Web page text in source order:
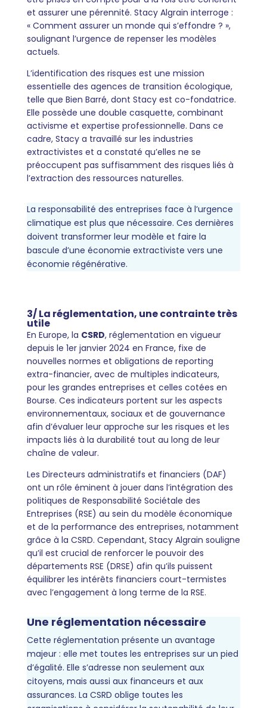
et assurer une pérennité. Stacy Algrain interroge :
« Comment assurer un monde qui s’effondre ? »,
soulignant l’urgence de repenser les modèles
actuels.
L’identification des risques est une mission
essentielle des agences de transition écologique,
telle que Bien Barré, dont Stacy est co-fondatrice.
Elle possède une double casquette, combinant
activisme et expertise professionnelle. Dans ce
cadre, Stacy a travaillé sur les industries
extractivistes et a constaté qu’elles ne se
préoccupent pas suffisamment des risques liés à
l’extraction des ressources naturelles.
La responsabilité des entreprises face à l’urgence
climatique est plus que nécessaire. Ces dernières
doivent transformer leur modèle et faire la
bascule d’une économie extractiviste vers une
économie régénérative.
3/ La réglementation, une contrainte très
utile
En Europe, la CSRD, réglementation en vigueur
depuis le 1er janvier 2024 en France, fixe de
nouvelles normes et obligations de reporting
extra-financier, avec de multiples indicateurs,
pour les grandes entreprises et celles cotées en
Bourse. Ces indicateurs portent sur les aspects
environnementaux, sociaux et de gouvernance
afin d’évaluer leur approche sur les risques et les
impacts liés à la durabilité tout au long de leur
chaîne de valeur.
Les Directeurs administratifs et financiers (DAF)
ont un rôle éminent à jouer dans l’intégration des
politiques de Responsabilité Sociétale des
Entreprises (RSE) au sein du modèle économique
et de la performance des entreprises, notamment
grâce à la CSRD. Cependant, Stacy Algrain souligne
qu’il est crucial de renforcer le pouvoir des
départements RSE (DRSE) afin qu’ils puissent
équilibrer les intérêts financiers court-termistes
avec l’engagement à long terme de la RSE.
Une réglementation nécessaire
Cette réglementation présente un avantage
majeur : elle met toutes les entreprises sur un pied
d’égalité. Elle s’adresse non seulement aux
citoyens, mais aussi aux financeurs et aux
assurances. La CSRD oblige toutes les